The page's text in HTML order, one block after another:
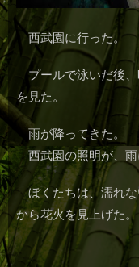
西武園に行った。
プールで泳いだ後
を見た。
雨が降ってきた。
西武園の照明が、
ぼくたちは、濡れ
から花火を見上げた。